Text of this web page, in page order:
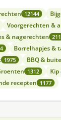
12144
Voorgerechten &
& nagerechten
Borrelhapjes &
1975 BBQ &
1312
recepten 1177